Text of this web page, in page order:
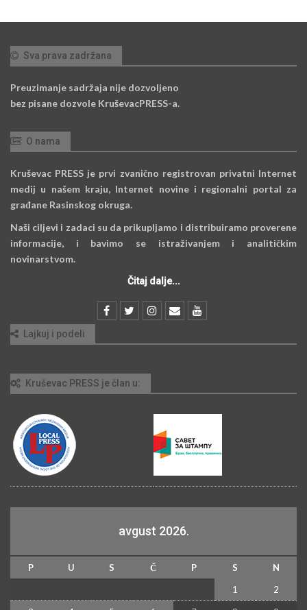
Sva prava zadržana
Preuzimanje sadržaja nije dozvoljeno
bez pisane dozvole KruševacPRESS-a.
O nama
Kruševac PRESS je prvi zvanično registrovan privatni Internet
medij u našem kraju, Internet novine i regionalni portal za
građane Rasinskog okruga.
Naši ciljevi i zadaci su da prikupljamo i distribuiramo proverene
informacije, i bavimo se istraživanjem i analitičkim
novinarstvom.
Čitaj dalje...
Lajkuj i podeli
Kruševac PRESS je član u:
avgust 2026.
P U S Č P S
N
1
2